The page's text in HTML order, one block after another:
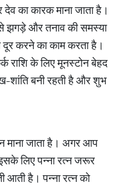
का कारक माना जाता है।
से झगड़े और तनाव की समस्या
दूर करने का काम करता है।
राशि के लिए मूनस्टोन बेहद
शांति बनी रहती है और शुभ
माना जाता है। अगर आप
लिए पन्ना रत्न जरूर
आती है। पन्ना रत्न को